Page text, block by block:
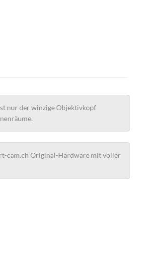
nur der winzige Objektivkopf
cam.ch Original-Hardware mit voller